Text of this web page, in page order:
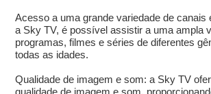
Acesso a uma grande variedade de canais
a Sky TV, é possível assistir a uma ampla
programas, filmes e séries de diferentes
todas as idades.
Qualidade de imagem e som: a Sky TV